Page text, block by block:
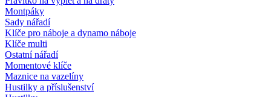
Montpáky
Sady nářadí
Klíče pro náboje a dynamo náboje
Klíče multi
Ostatní nářadí
Momentové klíče
Maznice na vazelíny
Hustilky a příslušenství